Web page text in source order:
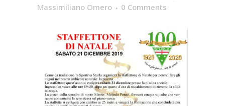
Massimiliano Omero
0 Comments